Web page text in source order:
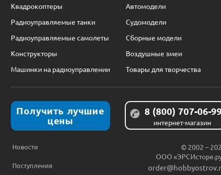
Квадрокоптеры
Автомодели
Радиоуправляемые танки
Судомодели
Радиоуправляемые самолеты
Сборные модели
Конструкторы
Воздушные змеи
Машинки на радиоуправлении
Товары для творчества
Получить лучшие
цены
8 (800) 707-06-
интернет-магазин
Новости
Поступления
© 2002 –
ООО